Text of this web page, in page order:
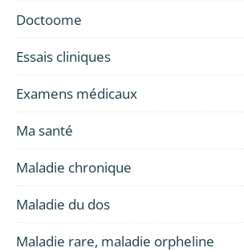
Doctoome
Essais cliniques
Examens médicaux
Ma santé
Maladie chronique
Maladie du dos
Maladie rare, maladie orpheline